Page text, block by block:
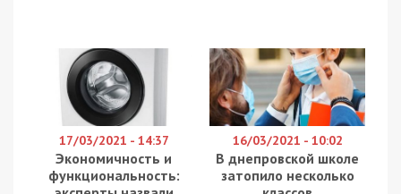
снарядів поцілили по одному з тамтешніх сіл.
Люди не постраждали.
Facebook
Telegram
Twitter
WhatsApp
ViberEmail
Категории:Головне за день,Суспільство|
Метки:війна з росією обстріл,Сергій